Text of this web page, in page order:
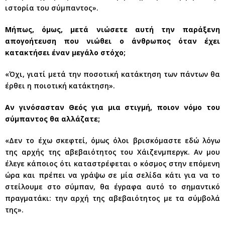
ιστορία του σύμπαντος».
Μήπως, όμως, μετά νιώσετε αυτή την παράξενη
απογοήτευση που νιώθει ο άνθρωπος όταν έχει
κατακτήσει έναν μεγάλο στόχο;
«Όχι, γιατί μετά την ποσοτική κατάκτηση των πάντων θα
έρθει η ποιοτική κατάκτηση».
Αν γινόσασταν Θεός για μια στιγμή, ποιον νόμο του
σύμπαντος θα αλλάζατε;
«Δεν το έχω σκεφτεί, όμως όλοι βρισκόμαστε εδώ λόγω
της αρχής της αβεβαιότητος του Χάιζενμπεργκ. Αν μου
έλεγε κάποιος ότι καταστρέφεται ο κόσμος στην επόμενη
ώρα και πρέπει να γράψω σε μία σελίδα κάτι για να το
στείλουμε στο σύμπαν, θα έγραφα αυτό το σημαντικό
πραγματάκι: την αρχή της αβεβαιότητος με τα σύμβολά
της».